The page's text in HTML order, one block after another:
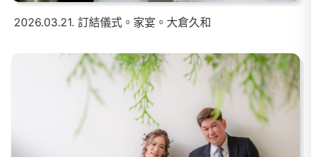
2026.03.21. 訂結儀式。家宴。大倉久和